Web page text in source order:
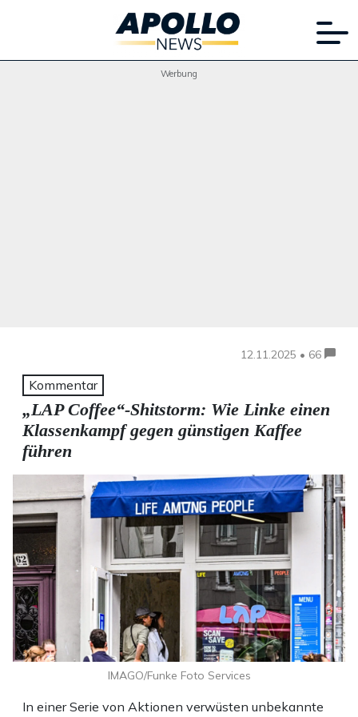
Werbung
12.11.2025 • 66
Kommentar
„LAP Coffee“-Shitstorm: Wie Linke einen
Klassenkampf gegen günstigen Kaffee
führen
In einer Serie von Aktionen verwüsten unbekannte
IMAGO/Funke Foto Services